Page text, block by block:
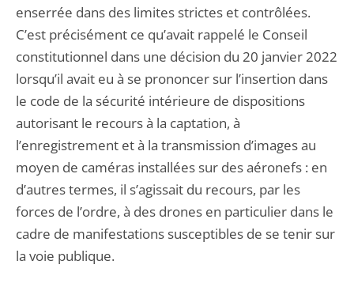
enserrée dans des limites strictes et contrôlées.
C’est précisément ce qu’avait rappelé le Conseil
constitutionnel dans une décision du 20 janvier 2022
lorsqu’il avait eu à se prononcer sur l’insertion dans
le code de la sécurité intérieure de dispositions
autorisant le recours à la captation, à
l’enregistrement et à la transmission d’images au
moyen de caméras installées sur des aéronefs : en
d’autres termes, il s’agissait du recours, par les
forces de l’ordre, à des drones en particulier dans le
cadre de manifestations susceptibles de se tenir sur
la voie publique.